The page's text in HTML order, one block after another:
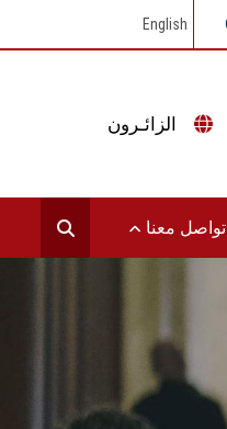
English
تواصل معنا